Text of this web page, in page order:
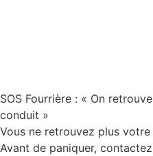
SOS Fourrière : « On
conduit »
Vous ne retrouvez plus
Avant de paniquer, contactez